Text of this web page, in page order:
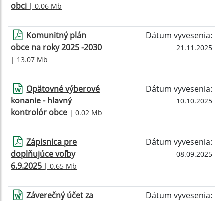
obci | 0.06 Mb
Komunitný plán
obce na roky 2025 -2030
| 13.07 Mb
Dátum vyvesenia:
21.11.2025
Opätovné výberové
konanie - hlavný
kontrolór obce | 0.02 Mb
Dátum vyvesenia:
10.10.2025
Zápisnica pre
doplňujúce voľby
6.9.2025 | 0.65 Mb
Dátum vyvesenia:
08.09.2025
Záverečný účet za
Dátum vyvesenia: